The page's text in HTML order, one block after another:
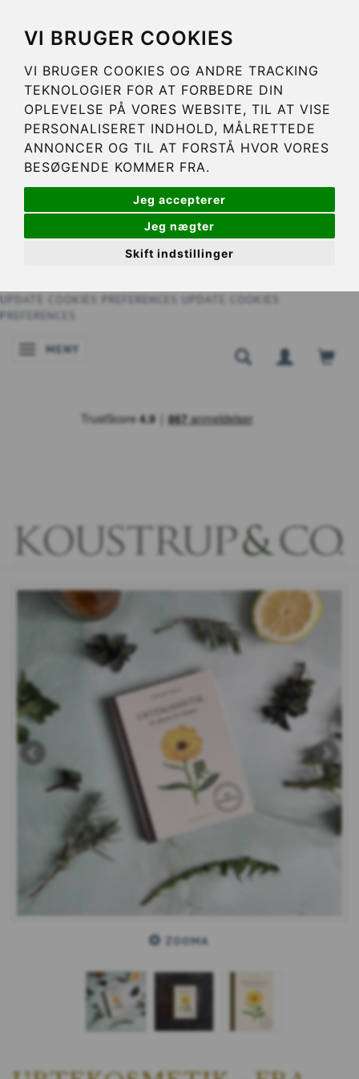
VI BRUGER COOKIES
VI BRUGER COOKIES OG ANDRE TRACKING
TEKNOLOGIER FOR AT FORBEDRE DIN
OPLEVELSE PÅ VORES WEBSITE, TIL AT VISE
PERSONALISERET INDHOLD, MÅLRETTEDE
ANNONCER OG TIL AT FORSTÅ HVOR VORES
BESØGENDE KOMMER FRA.
Jeg accepterer
Jeg nægter
Skift indstillinger
UPDATE COOKIES PREFERENCES
UPDATE COOKIES
PREFERENCES
ÄNDRA NAVIGERING
MENY
ZOOMA